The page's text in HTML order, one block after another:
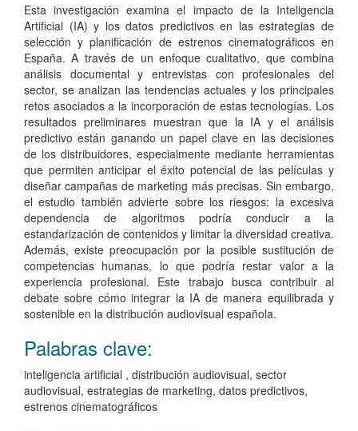
Esta investigación examina el impacto de la Inteligencia
Artificial (IA) y los datos predictivos en las estrategias de
selección y planificación de estrenos cinematográficos en
España. A través de un enfoque cualitativo, que combina
análisis documental y entrevistas con profesionales del
sector, se analizan las tendencias actuales y los principales
retos asociados a la incorporación de estas tecnologías. Los
resultados preliminares muestran que la IA y el análisis
predictivo están ganando un papel clave en las decisiones
de los distribuidores, especialmente mediante herramientas
que permiten anticipar el éxito potencial de las películas y
diseñar campañas de marketing más precisas. Sin embargo,
el estudio también advierte sobre los riesgos: la excesiva
dependencia de algoritmos podría conducir a la
estandarización de contenidos y limitar la diversidad creativa.
Además, existe preocupación por la posible sustitución de
competencias humanas, lo que podría restar valor a la
experiencia profesional. Este trabajo busca contribuir al
debate sobre cómo integrar la IA de manera equilibrada y
sostenible en la distribución audiovisual española.
Palabras clave:
inteligencia artificial , distribución audiovisual, sector
audiovisual, estrategias de marketing, datos predictivos,
estrenos cinematográficos